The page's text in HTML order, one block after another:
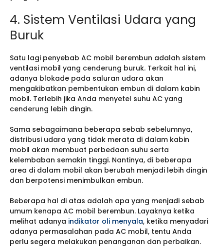
4. Sistem Ventilasi Udara yang
Buruk
Satu lagi penyebab AC mobil berembun adalah sistem
ventilasi mobil yang cenderung buruk. Terkait hal ini,
adanya blokade pada saluran udara akan
mengakibatkan pembentukan embun di dalam kabin
mobil. Terlebih jika Anda menyetel suhu AC yang
cenderung lebih dingin.
Sama sebagaimana beberapa sebab sebelumnya,
distribusi udara yang tidak merata di dalam kabin
mobil akan membuat perbedaan suhu serta
kelembaban semakin tinggi. Nantinya, di beberapa
area di dalam mobil akan berubah menjadi lebih dingin
dan berpotensi menimbulkan embun.
Beberapa hal di atas adalah apa yang menjadi sebab
umum kenapa AC mobil berembun. Layaknya ketika
melihat adanya indikator oli menyala, ketika menyadari
adanya permasalahan pada AC mobil, tentu Anda
perlu segera melakukan penanganan dan perbaikan.